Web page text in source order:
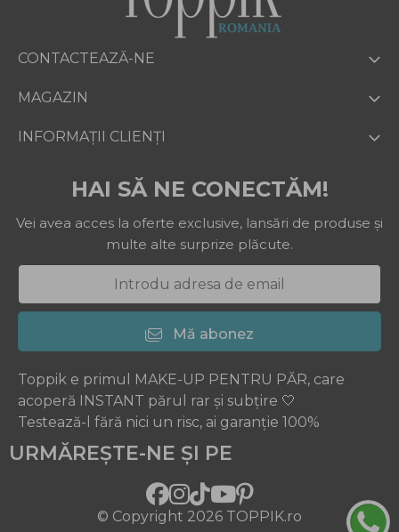
CONTACTEAZĂ-NE
MAGAZIN
INFORMAȚII CLIENȚI
HAI SĂ NE CONECTĂM!
Vei avea acces la oferte exclusive, lansări de produse și
multe alte surprize plăcute.
Mă abonez
Toppik e primul MAKE-UP PENTRU PĂR, care
acoperă INSTANT părul rar și subțire 🤍
Testează-l fără nici un risc, ai garanție 100%
URMĂREȘTE-NE ȘI PE
Facebook
Instagram
TikTok
YoutubePinterest
© Copyright 2026 TOPPIK.ro